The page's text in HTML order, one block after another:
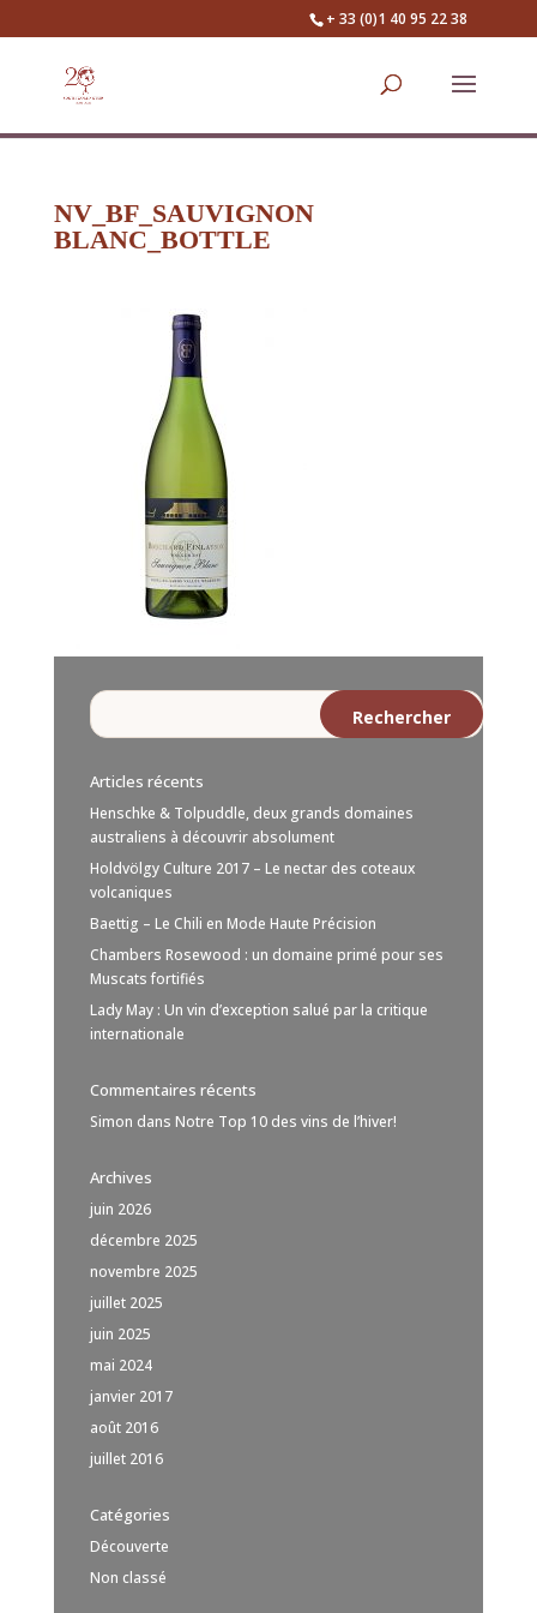
+ 33 (0)1 40 95 22 38
NV_BF_SAUVIGNON
BLANC_BOTTLE
Articles récents
Henschke & Tolpuddle, deux grands domaines
australiens à découvrir absolument
Holdvölgy Culture 2017 – Le nectar des coteaux
volcaniques
Baettig – Le Chili en Mode Haute Précision
Chambers Rosewood : un domaine primé pour ses
Muscats fortifiés
Lady May : Un vin d’exception salué par la critique
internationale
Commentaires récents
Simon dans Notre Top 10 des vins de l’hiver!
Archives
juin 2026
décembre 2025
novembre 2025
juillet 2025
juin 2025
mai 2024
janvier 2017
août 2016
juillet 2016
Catégories
Découverte
Non classé